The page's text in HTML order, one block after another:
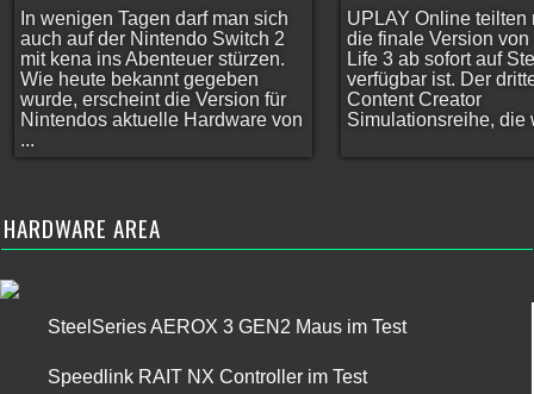
In wenigen Tagen darf man sich
auch auf der Nintendo Switch 2
mit kena ins Abenteuer stürzen.
Wie heute bekannt gegeben
wurde, erscheint die Version für
Nintendos aktuelle Hardware von
...
UPLAY Online teilten
die finale Version von
Life 3 ab sofort auf
verfügbar ist. Der
Content Creator
Simulationsreihe, die
HARDWARE AREA
SteelSeries AEROX 3 GEN2 Maus im Test
Speedlink RAIT NX Controller im Test